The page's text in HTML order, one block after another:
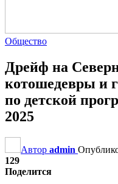
Общество
Дрейф на
котошедевры и
по детской
2025
Автор admin
129
Поделится